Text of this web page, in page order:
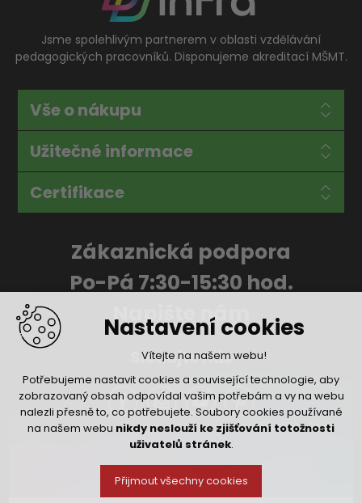
Nastavení cookies
Vítejte na našem webu!
Potřebujeme nastavit cookies a související technologie, aby
zobrazovaný obsah odpovídal vašim potřebám a vy na webu
nalezli přesně to, co potřebujete. Soubory cookies používané
na našem webu nikdy neslouží ke zjišťování totožnosti
uživatelů stránek.
Přijmout všechny cookies
Jsme spolehlivým partnerem v oblasti vzdělávání
pedagogických pracovníků. Disponujeme akreditací MŠMT.
Vše o nákupu
Užitečné informace
Certifikace
Zákaznická podpora
Po-Pá 7:30-15:30 hod.
Napište nám
Sledujte nás